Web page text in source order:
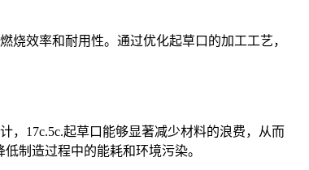
效率和耐用性。通过优化起草口的加工工艺，
，17c.5c.起草口能够显著减少材料的浪费，从而
制造过程中的能耗和环境污染。